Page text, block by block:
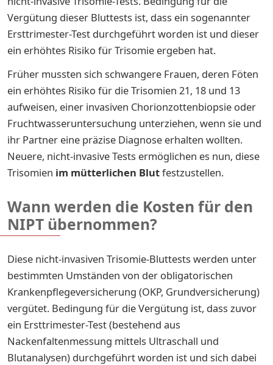
Vergütung dieser Bluttests ist, dass ein sogenannter
Ersttrimester-Test durchgeführt worden ist und dieser
ein erhöhtes Risiko für Trisomie ergeben hat.
Früher mussten sich schwangere Frauen, deren Föten
ein erhöhtes Risiko für die Trisomien 21, 18 und 13
aufweisen, einer invasiven Chorionzottenbiopsie oder
Fruchtwasseruntersuchung unterziehen, wenn sie und
ihr Partner eine präzise Diagnose erhalten wollten.
Neuere, nicht-invasive Tests ermöglichen es nun, diese
Trisomien im mütterlichen Blutfestzustellen.
Wann werden die Kosten für den
NIPT übernommen?
Diese nicht-invasiven Trisomie-Bluttests werden unter
bestimmten Umständen von der obligatorischen
Krankenpflegeversicherung (OKP, Grundversicherung)
vergütet. Bedingung für die Vergütung ist, dass zuvor
ein Ersttrimester-Test (bestehend aus
Nackenfaltenmessung mittels Ultraschall und
Blutanalysen) durchgeführt worden ist und sich dabei